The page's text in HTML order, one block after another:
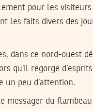
pour les visiteurs
les faits divers des
dans ce nord-ouest
qu’il regorge
un peu d’attention.
messager du flambeau